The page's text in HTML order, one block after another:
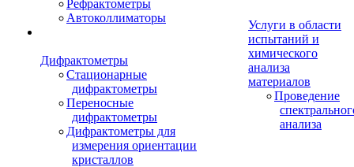
Рефрактометры
Автоколлиматоры
Дифрактометры
Стационарные
дифрактометры
Переносные
дифрактометры
Дифрактометры для
измерения ориентации
кристаллов
Услуги в области
испытаний и
химического
анализа
материалов
Проведение
анализа